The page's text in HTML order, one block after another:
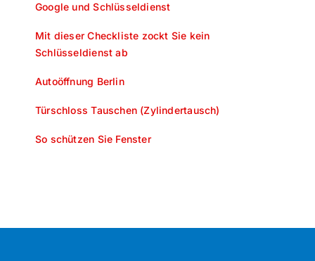
Google und Schlüsseldienst
Mit dieser Checkliste zockt Sie kein
Schlüsseldienst ab
Autoöffnung Berlin
Türschloss Tauschen (Zylindertausch)
So schützen Sie Fenster